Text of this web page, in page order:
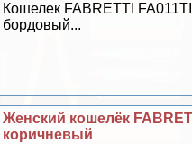
Кошелек FABRETTI
бордовый...
Женский кошелёк
коричневый